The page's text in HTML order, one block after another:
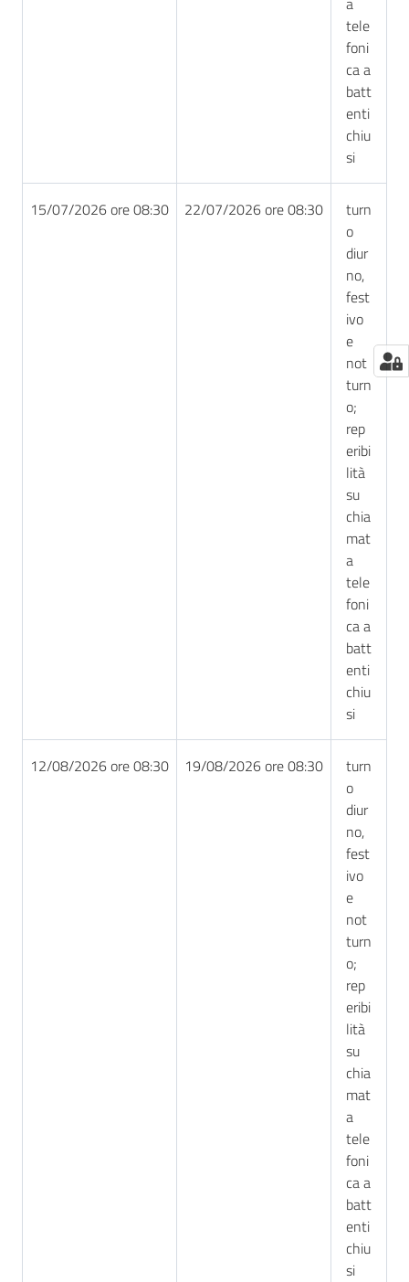
tele
foni
ca a
batt
enti
chiu
si
15/07/2026 ore 08:30 22/07/2026 ore 08:30
turn
o
diur
no,
fest
ivo
e
not
turn
o;
rep
eribi
lità
su
chia
mat
a
tele
foni
ca a
batt
enti
chiu
si
12/08/2026 ore 08:30 19/08/2026 ore 08:30
turn
o
diur
no,
fest
ivo
e
not
turn
o;
rep
eribi
lità
su
chia
mat
a
tele
foni
ca a
batt
enti
chiu
si